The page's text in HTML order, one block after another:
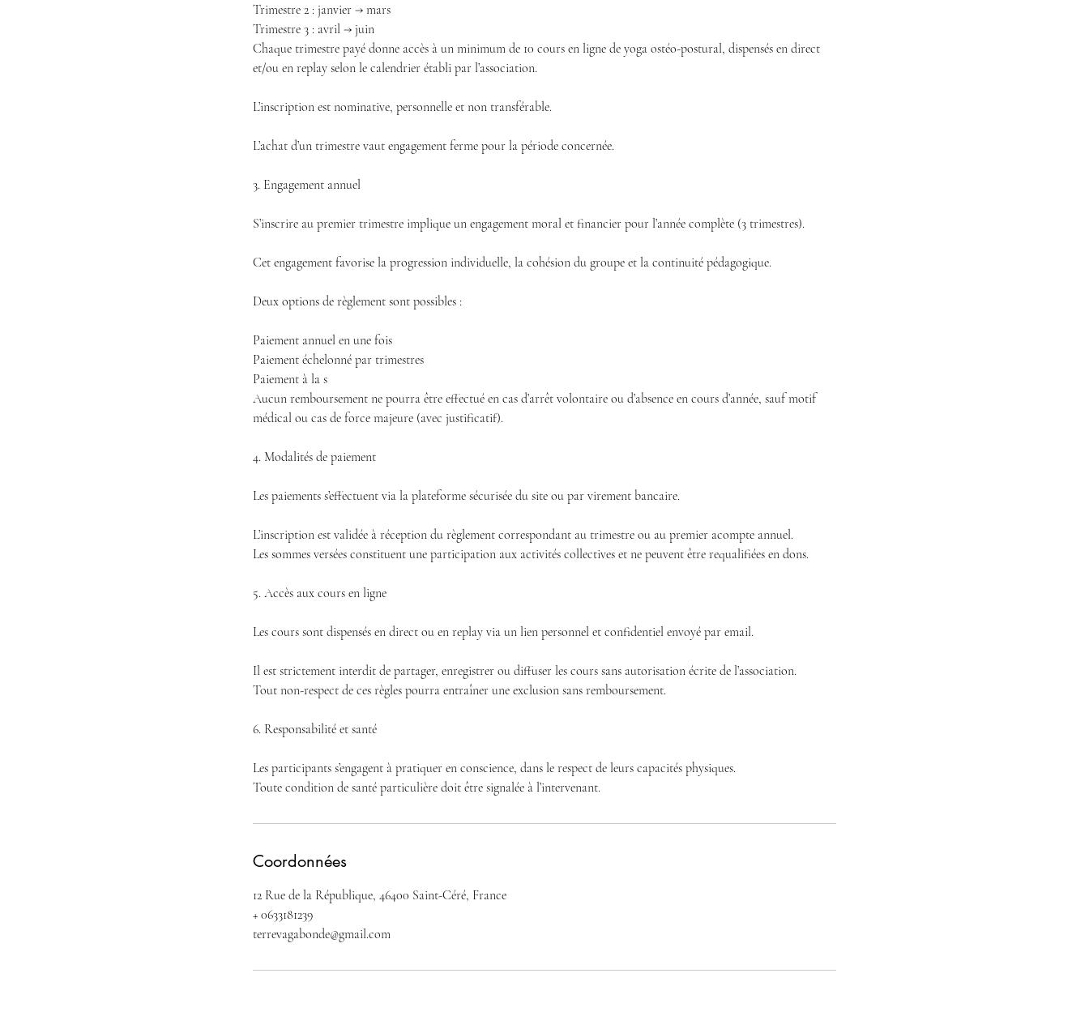
Trimestre 2 : janvier → mars
Trimestre 3 : avril → juin
Chaque trimestre payé donne accès à un minimum de 10 cours en ligne de yoga ostéo-postural, dispensés en direct
et/ou en replay selon le calendrier établi par l’association.
L’inscription est nominative, personnelle et non transférable.
L’achat d’un trimestre vaut engagement ferme pour la période concernée.
3. Engagement annuel
S’inscrire au premier trimestre implique un engagement moral et financier pour l’année complète (3 trimestres).
Cet engagement favorise la progression individuelle, la cohésion du groupe et la continuité pédagogique.
Deux options de règlement sont possibles :
Paiement annuel en une fois
Paiement échelonné par trimestres
Paiement à la s
Aucun remboursement ne pourra être effectué en cas d’arrêt volontaire ou d’absence en cours d’année, sauf motif
médical ou cas de force majeure (avec justificatif).
4. Modalités de paiement
Les paiements s’effectuent via la plateforme sécurisée du site ou par virement bancaire.
L’inscription est validée à réception du règlement correspondant au trimestre ou au premier acompte annuel.
Les sommes versées constituent une participation aux activités collectives et ne peuvent être requalifiées en dons.
5. Accès aux cours en ligne
Les cours sont dispensés en direct ou en replay via un lien personnel et confidentiel envoyé par email.
Il est strictement interdit de partager, enregistrer ou diffuser les cours sans autorisation écrite de l’association.
Tout non-respect de ces règles pourra entraîner une exclusion sans remboursement.
6. Responsabilité et santé
Les participants s’engagent à pratiquer en conscience, dans le respect de leurs capacités physiques.
Toute condition de santé particulière doit être signalée à l’intervenant.
Coordonnées
12 Rue de la République, 46400 Saint-Céré, France
+ 0633181239
terrevagabonde@gmail.com